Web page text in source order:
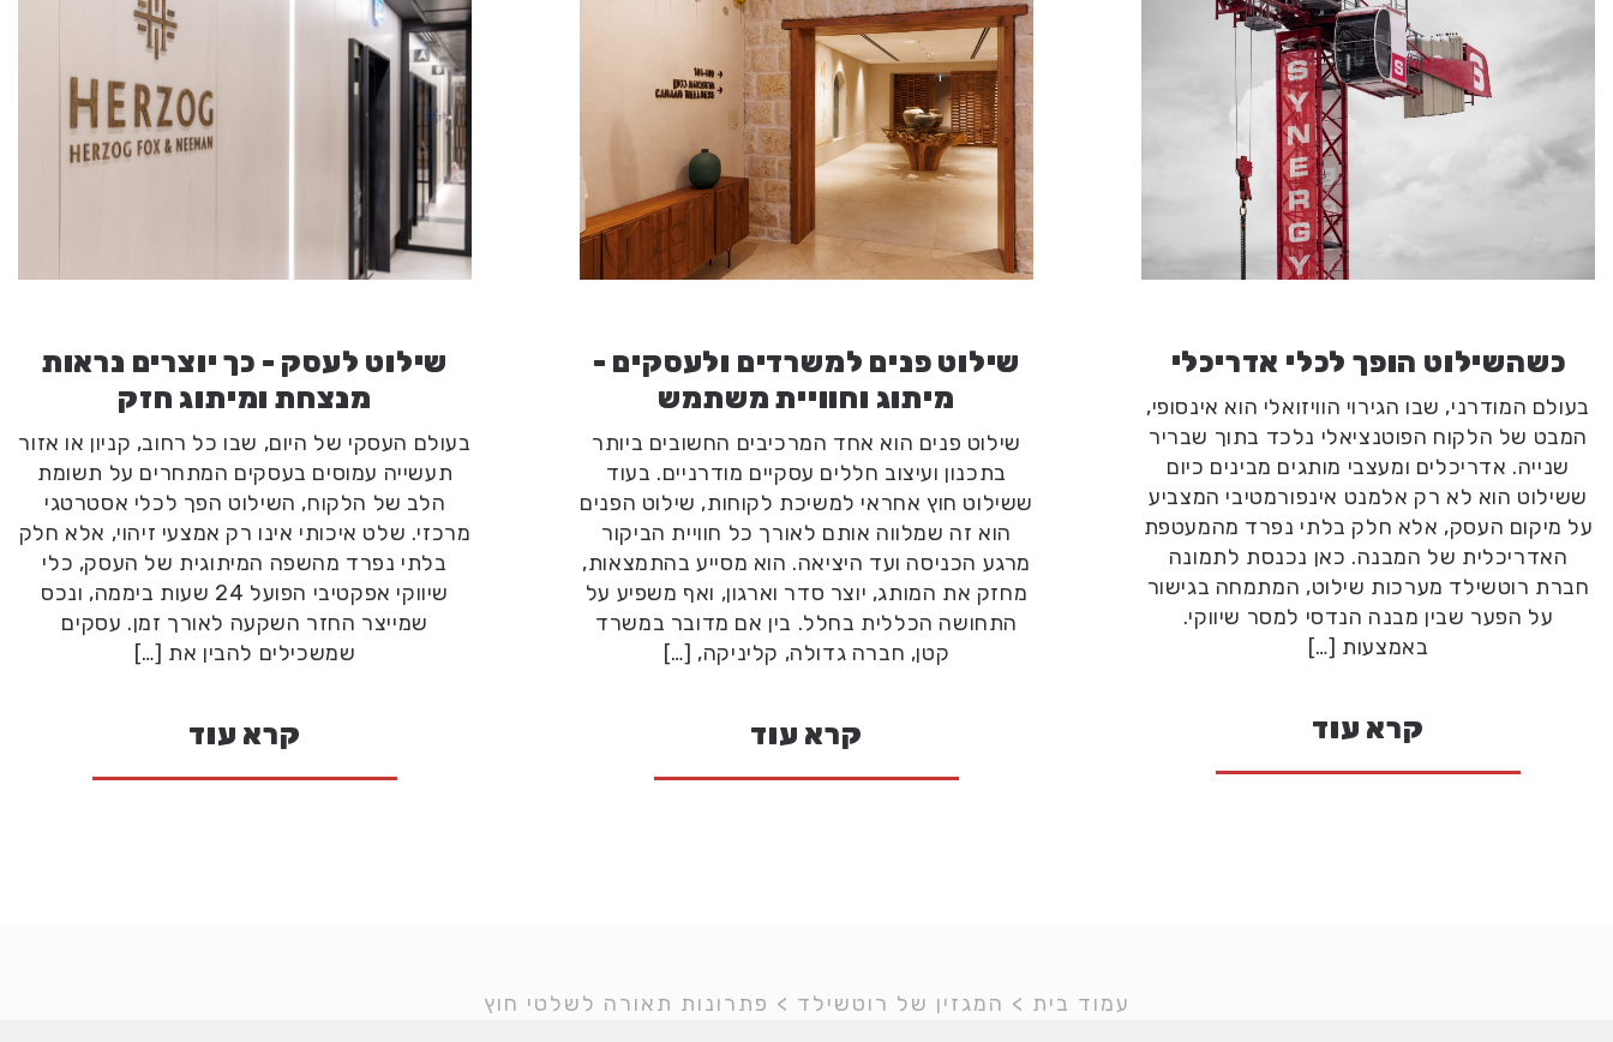
כשהשילוט הופך לכלי אדריכלי
בעולם המודרני, שבו הגירוי הוויזואלי הוא אינסופי,
המבט של הלקוח הפוטנציאלי נלכד בתוך שבריר
שנייה. אדריכלים ומעצבי מותגים מבינים כיום
ששילוט הוא לא רק אלמנט אינפורמטיבי המצביע
על מיקום העסק, אלא חלק בלתי נפרד מהמעטפת
האדריכלית של המבנה. כאן נכנסת לתמונה
חברת רוטשילד מערכות שילוט, המתמחה בגישור
על הפער שבין מבנה הנדסי למסר שיווקי.
באמצעות […]
קרא עוד
שילוט פנים למשרדים ולעסקים -
מיתוג וחוויית משתמש
שילוט פנים הוא אחד המרכיבים החשובים ביותר
בתכנון ועיצוב חללים עסקיים מודרניים. בעוד
ששילוט חוץ אחראי למשיכת לקוחות, שילוט הפנים
הוא זה שמלווה אותם לאורך כל חוויית הביקור
מרגע הכניסה ועד היציאה. הוא מסייע בהתמצאות,
מחזק את המותג, יוצר סדר וארגון, ואף משפיע על
התחושה הכללית בחלל. בין אם מדובר במשרד
קטן, חברה גדולה, קליניקה, […]
קרא עוד
שילוט לעסק - כך יוצרים נראות
מנצחת ומיתוג חזק
בעולם העסקי של היום, שבו כל רחוב, קניון או אזור
תעשייה עמוסים בעסקים המתחרים על תשומת
הלב של הלקוח, השילוט הפך לכלי אסטרטגי
מרכזי. שלט איכותי אינו רק אמצעי זיהוי, אלא חלק
בלתי נפרד מהשפה המיתוגית של העסק, כלי
שיווקי אפקטיבי הפועל 24 שעות ביממה, ונכס
שמייצר החזר השקעה לאורך זמן. עסקים
שמשכילים להבין את […]
קרא עוד
עמוד בית > המגזין של רוטשילד > פתרונות תאורה לשלטי חוץ